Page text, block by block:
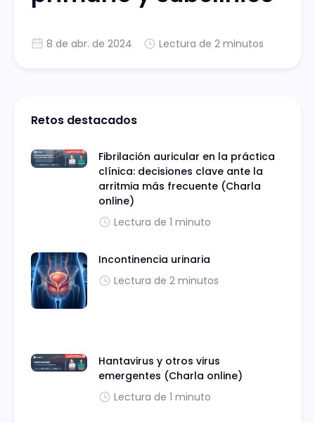
8 de abr. de 2024 Lectura de 2 minutos
Retos destacados
Fibrilación auricular en la práctica
clínica: decisiones clave ante la
arritmia más frecuente (Charla
online)
Lectura de 1 minuto
Incontinencia urinaria
Lectura de 2 minutos
Hantavirus y otros virus
emergentes (Charla online)
Lectura de 1 minuto